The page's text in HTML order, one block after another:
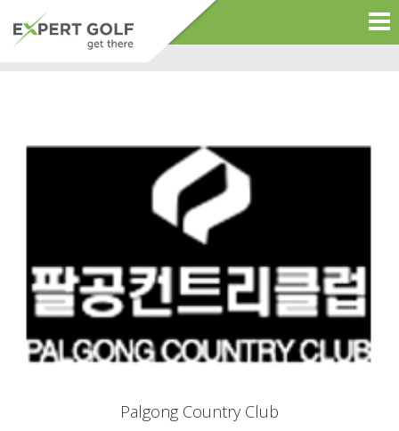
Palgong Country Club